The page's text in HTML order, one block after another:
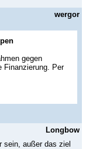
wergor
gegen
Finanzierung. Per
Longbow
sein, außer das ziel